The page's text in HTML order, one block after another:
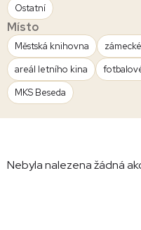
Ostatní
Místo
Městská knihovna
areál letního kina
MKS Beseda
Nebyla nalezena žádná